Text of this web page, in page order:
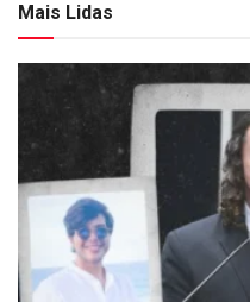
Mais Lidas